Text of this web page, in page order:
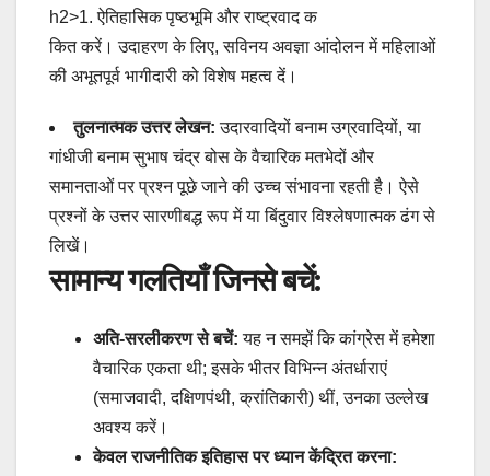
h2>1. ऐतिहासिक पृष्ठभूमि और राष्ट्रवाद क
कित करें। उदाहरण के लिए, सविनय अवज्ञा आंदोलन में महिलाओं
की अभूतपूर्व भागीदारी को विशेष महत्व दें।
तुलनात्मक उत्तर लेखन: उदारवादियों बनाम उग्रवादियों, या
गांधीजी बनाम सुभाष चंद्र बोस के वैचारिक मतभेदों और
समानताओं पर प्रश्न पूछे जाने की उच्च संभावना रहती है। ऐसे
प्रश्नों के उत्तर सारणीबद्ध रूप में या बिंदुवार विश्लेषणात्मक ढंग से
लिखें।
सामान्य गलतियाँ जिनसे बचें:
अति-सरलीकरण से बचें: यह न समझें कि कांग्रेस में हमेशा
वैचारिक एकता थी; इसके भीतर विभिन्न अंतर्धाराएं
(समाजवादी, दक्षिणपंथी, क्रांतिकारी) थीं, उनका उल्लेख
अवश्य करें।
केवल राजनीतिक इतिहास पर ध्यान केंद्रित करना: